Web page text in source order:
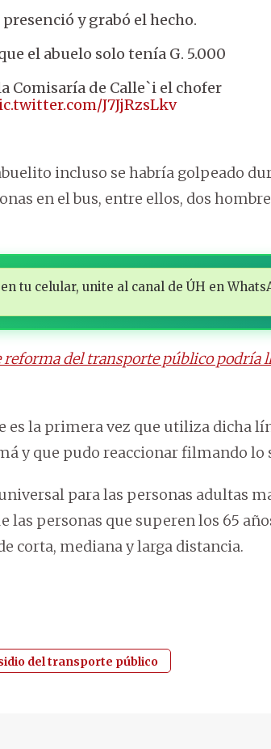
y grabó el hecho.
el abuelo solo tenía G. 5.000
Comisaría de Calle`i el chofer
J7JjRzsLkv
incluso se habría golpeado
en el bus, entre ellos, dos
tu celular, unite al canal de ÚH en
reforma del transporte público podría
es la primera vez que utiliza dicha
y que pudo reaccionar filmando lo
para las personas adultas
las personas que superen los 65
corta, mediana y larga distancia.
del transporte público